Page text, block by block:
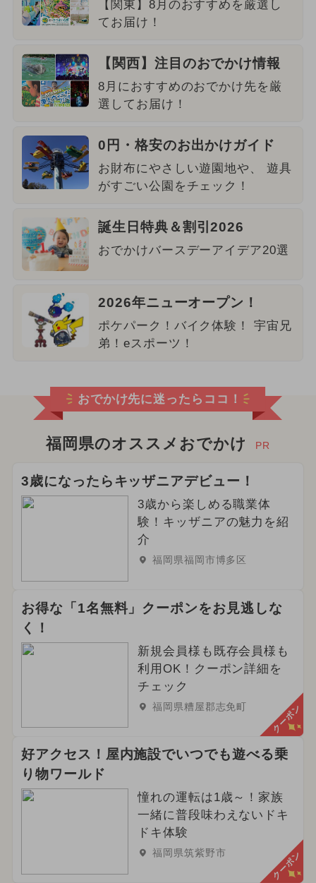
【関東】8月のおすすめを厳選し
てお届け！
【関西】注目のおでかけ情報
8月におすすめのおでかけ先を厳
選してお届け！
0円・格安のお出かけガイド
お財布にやさしい遊園地や、 遊具
がすごい公園をチェック！
誕生日特典＆割引2026
おでかけバースデーアイデア20選
2026年ニューオープン！
ポケパーク！バイク体験！ 宇宙兄
弟！eスポーツ！
おでかけ先に迷ったらココ！
福岡県のオススメおでかけ PR
3歳になったらキッザニアデビュー！
3歳から楽しめる職業体
験！キッザニアの魅力を紹
介
福岡県福岡市博多区
お得な「1名無料」クーポンをお見逃しな
く！
新規会員様も既存会員様も
利用OK！クーポン詳細を
チェック
福岡県糟屋郡志免町 クーポン
好アクセス！屋内施設でいつでも遊べる乗
り物ワールド
憧れの運転は1歳～！家族
一緒に普段味わえないドキ
ドキ体験
福岡県筑紫野市 クーポン